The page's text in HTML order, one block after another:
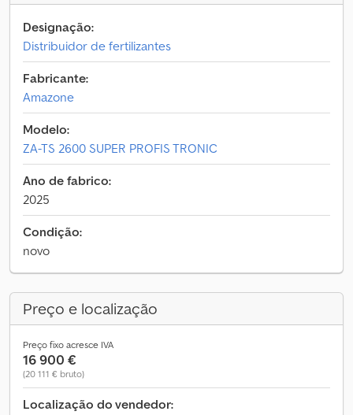
Designação:
Distribuidor de fertilizantes
Fabricante:
Amazone
Modelo:
ZA-TS 2600 SUPER PROFIS TRONIC
Ano de fabrico:
2025
Condição:
novo
Preço e localização
Preço fixo acresce IVA
16 900 €
(20 111 € bruto)
Localização do vendedor: